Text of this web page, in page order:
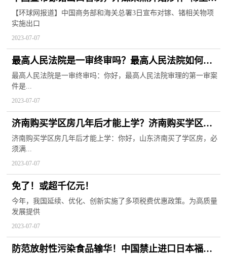
忧”
【环球网报道】中国商务部和海关总署3日宣布对镓、锗相关物项
实施出口
2023-07-07
最高人民法院是一审终审吗？最高人民法院如何查
询被执行人？
最高人民法院是一审终审吗：你好，最高人民法院审理的第一审案
件是...
2023-07-07
济南购买学区房几年后才能上学？济南购买学区房
需要注意哪些问题？
济南购买学区房几年后才能上学：你好，山东济南买了学区房，必
须满...
2023-07-07
免了！或超千亿元！
今年，我国延续、优化、创新实施了多项税费优惠政策。为高质量
发展提供
2023-07-07
防范放射性污染食品输华！中国禁止进口日本福岛